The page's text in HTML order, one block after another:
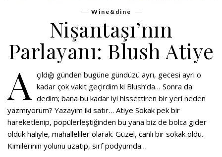
Wine&dine
Nişantaşı’nın
Parlayanı: Blush Atiye
A çıldığı günden bugüne gündüzü ayrı, gecesi ayrı o
kadar çok vakit geçirdim ki Blush’da… Sonra da
dedim; bana bu kadar iyi hissettiren bir yeri neden
yazmıyorum? Yazayım iki satır… Atiye Sokak pek bir
hareketlenip, popülerleştiğinden bu yana biz de bolca gider
olduk haliyle, mahalleliler olarak. Güzel, canlı bir sokak oldu.
Kimilerinin yolunu uzatıp, sırf podyumda…